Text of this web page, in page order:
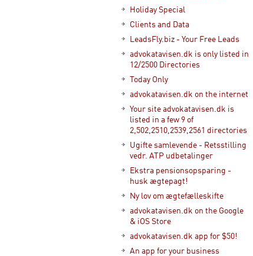
Holiday Special
Clients and Data
LeadsFly.biz - Your Free Leads
advokatavisen.dk is only listed in
12/2500 Directories
Today Only
advokatavisen.dk on the internet
Your site advokatavisen.dk is
listed in a few 9 of
2,502,2510,2539,2561 directories
Ugifte samlevende - Retsstilling
vedr. ATP udbetalinger
Ekstra pensionsopsparing -
husk ægtepagt!
Ny lov om ægtefælleskifte
advokatavisen.dk on the Google
& iOS Store
advokatavisen.dk app for $50!
An app for your business